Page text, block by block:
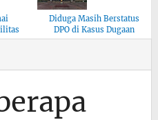
Arus
Diduga Masih Berstatus
DPO di Kasus Dugaan
Pemalsuan Paspor, Polres